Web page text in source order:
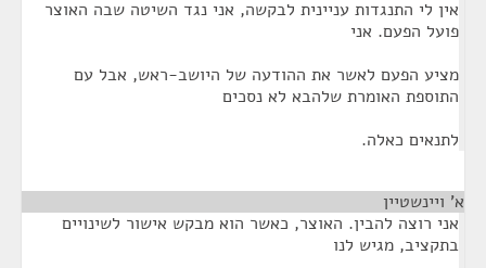
אין לי התנגדות עניינית לבקשה, אני נגד השיטה שבה האוצר
פועל הפעם. אני
מציע הפעם לאשר את ההודעה של היושב-ראש, אבל עם
התוספת האומרת שלהבא לא נסכים
לתנאים כאלה.
א' ויינשטיין
אני רוצה להבין. האוצר, כאשר הוא מבקש אישור לשינויים
בתקציב, מגיש לנו